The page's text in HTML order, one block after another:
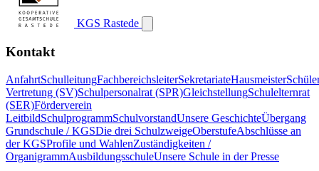
KGS Rastede
Kontakt
AnfahrtSchulleitungFachbereichsleiterSekretariateHausmeister
Vertretung (SV)Schulpersonalrat (SPR)GleichstellungSchulelternrat
(SER)Förderverein
LeitbildSchulprogrammSchulvorstandUnsere GeschichteÜbergang
Grundschule / KGSDie drei SchulzweigeOberstufeAbschlüsse an
der KGSProfile und WahlenZuständigkeiten /
OrganigrammAusbildungsschuleUnsere Schule in der Presse